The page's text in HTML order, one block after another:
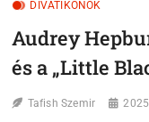
DIVATIKONOK
Audrey
és a „Little
Tafish Szemir